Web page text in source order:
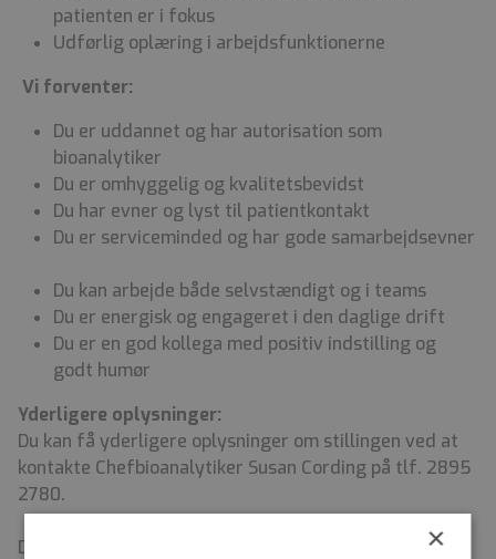
patienten er i fokus
Udførlig oplæring i arbejdsfunktionerne
Vi forventer:
Du er uddannet og har autorisation som
bioanalytiker
Du er omhyggelig og kvalitetsbevidst
Du har evner og lyst til patientkontakt
Du er serviceminded og har gode samarbejdsevner
Du kan arbejde både selvstændigt og i teams
Du er energisk og engageret i den daglige drift
Du er en god kollega med positiv indstilling og
godt humør
Yderligere oplysninger:
Du kan få yderligere oplysninger om stillingen ved at
kontakte Chefbioanalytiker Susan Cording på tlf. 2895
2780.
Der vil blive indhentet børneattest på den der ×